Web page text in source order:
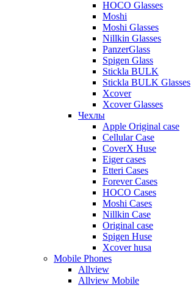
HOCO Glasses
Moshi
Moshi Glasses
Nillkin Glasses
PanzerGlass
Spigen Glass
Stickla BULK
Stickla BULK Glasses
Xcover
Xcover Glasses
Чехлы
Apple Original case
Cellular Case
CoverX Huse
Eiger cases
Etteri Cases
Forever Cases
HOCO Cases
Moshi Cases
Nillkin Case
Original case
Spigen Huse
Xcover husa
Mobile Phones
Allview
Allview Mobile